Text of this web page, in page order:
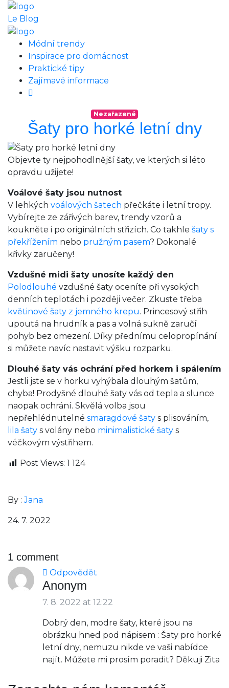
Le Blog
Módní trendy
Inspirace pro domácnost
Praktické tipy
Zajímavé informace
Nezařazené
Šaty pro horké letní dny
Objevte ty nejpohodlnější šaty, ve kterých si léto
opravdu užijete!
Voálové šaty jsou nutnost
V lehkých voálových šatech přečkáte i letní tropy.
Vybírejte ze zářivých barev, trendy vzorů a
koukněte i po originálních střizích. Co takhle šaty s
překřížením nebo pružným pasem? Dokonalé
křivky zaručeny!
Vzdušné midi šaty unosíte každý den
Polodlouhé vzdušné šaty oceníte při vysokých
denních teplotách i později večer. Zkuste třeba
květinové šaty z jemného krepu. Princesový střih
upoutá na hrudník a pas a volná sukně zaručí
pohyb bez omezení. Díky přednímu celopropínání
si můžete navíc nastavit výšku rozparku.
Dlouhé šaty vás ochrání před horkem i spálením
Jestli jste se v horku vyhýbala dlouhým šatům,
chyba! Prodyšné dlouhé šaty vás od tepla a slunce
naopak ochrání. Skvělá volba jsou
nepřehlédnutelné smaragdové šaty s plisováním,
lila šaty s volány nebo minimalistické šaty s
véčkovým výstřihem.
Post Views: 1 124
By :Jana
24. 7. 2022
1 comment
Odpovědět
Anonym
7. 8. 2022 at 12:22
Dobrý den, modre šaty, které jsou na
obrázku hned pod nápisem : Šaty pro horké
letní dny, nemuzu nikde ve vaši nabídce
najít. Můžete mi prosím poradit? Děkuji Zita